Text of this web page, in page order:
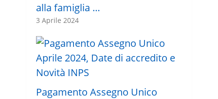
alla famiglia …
3 Aprile 2024
Pagamento Assegno Unico